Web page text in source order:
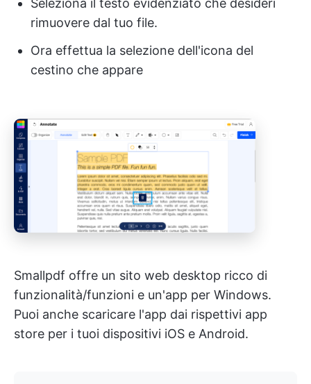
Seleziona il testo evidenziato che desideri
rimuovere dal tuo file.
Ora effettua la selezione dell'icona del
cestino che appare
Smallpdf offre un sito web desktop ricco di
funzionalità/funzioni e un'app per Windows.
Puoi anche scaricare l'app dai rispettivi app
store per i tuoi dispositivi iOS e Android.